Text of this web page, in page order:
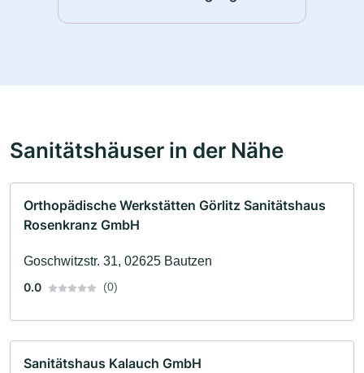
Sanitätshäuser in der Nähe
Orthopädische Werkstätten Görlitz Sanitätshaus
Rosenkranz GmbH
Goschwitzstr. 31, 02625 Bautzen
0.0
(0)
Sanitätshaus Kalauch GmbH